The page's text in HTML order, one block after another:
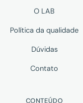
O LAB
Política da qualidade
Dúvidas
Contato
CONTEÚDO